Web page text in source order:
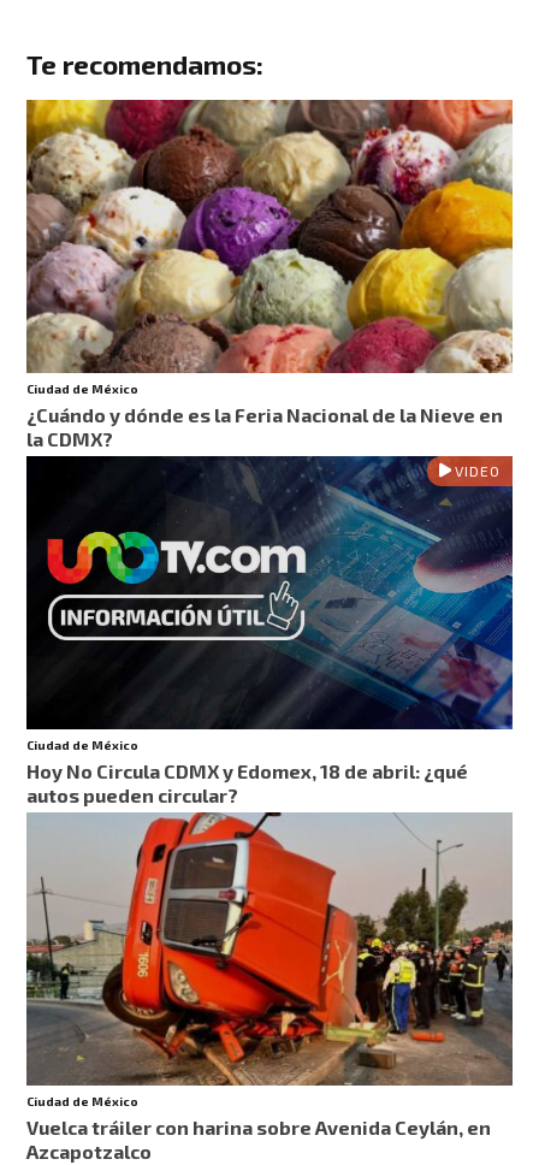
Te recomendamos:
Ciudad de México
¿Cuándo y dónde es la Feria Nacional de la Nieve en
la CDMX?
VIDEO
Ciudad de México
Hoy No Circula CDMX y Edomex, 18 de abril: ¿qué
autos pueden circular?
Ciudad de México
Vuelca tráiler con harina sobre Avenida Ceylán, en
Azcapotzalco